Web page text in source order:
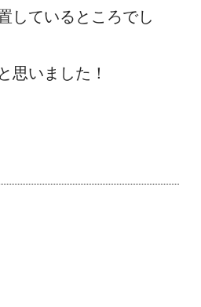
しているところでし
思いました！